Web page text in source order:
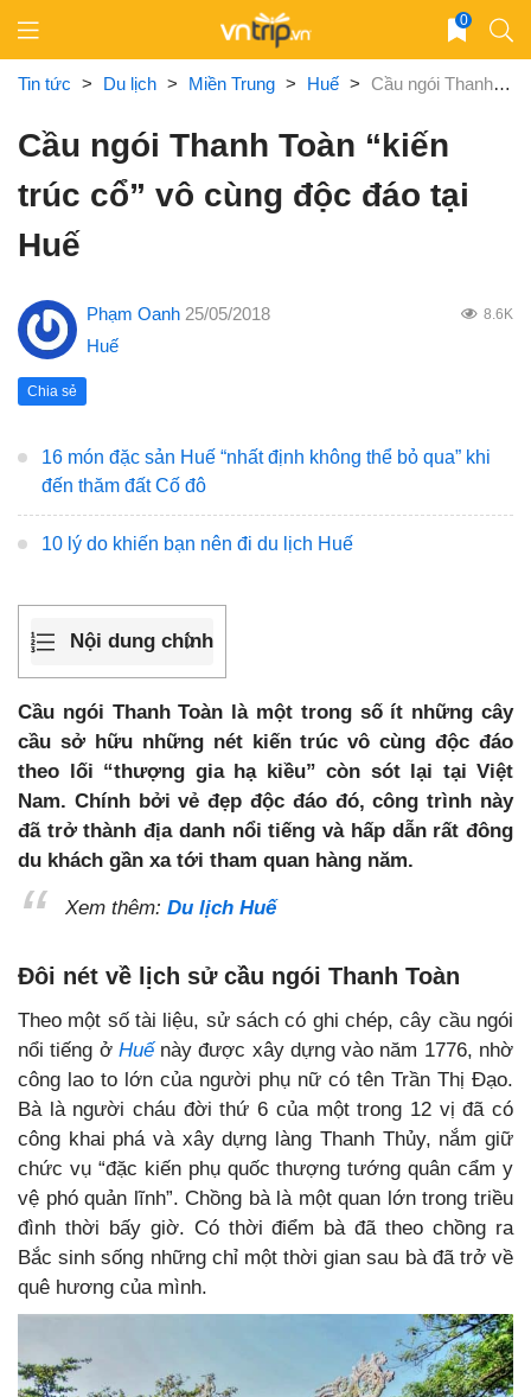
content
0
Tin tức > Du lịch > Miền Trung > Huế > Cầu ngói Thanh Toàn “kiến trúc cổ” vô cùng độc đáo tại Huế
Cầu ngói Thanh Toàn “kiến
trúc cổ” vô cùng độc đáo tại
Huế
Phạm Oanh 25/05/2018 8.6K
Huế
Chia sẻ
16 món đặc sản Huế “nhất định không thể bỏ qua” khi
đến thăm đất Cố đô
10 lý do khiến bạn nên đi du lịch Huế
Nội dung chính
Cầu ngói Thanh Toàn là một trong số ít những cây
cầu sở hữu những nét kiến trúc vô cùng độc đáo
theo lối “thượng gia hạ kiều” còn sót lại tại Việt
Nam. Chính bởi vẻ đẹp độc đáo đó, công trình này
đã trở thành địa danh nổi tiếng và hấp dẫn rất đông
du khách gần xa tới tham quan hàng năm.
Xem thêm: Du lịch Huế
Đôi nét về lịch sử cầu ngói Thanh Toàn
Theo một số tài liệu, sử sách có ghi chép, cây cầu ngói
nổi tiếng ở Huếnày được xây dựng vào năm 1776, nhờ
công lao to lớn của người phụ nữ có tên Trần Thị Đạo.
Bà là người cháu đời thứ 6 của một trong 12 vị đã có
công khai phá và xây dựng làng Thanh Thủy, nắm giữ
chức vụ “đặc kiến phụ quốc thượng tướng quân cẩm y
vệ phó quản lĩnh”. Chồng bà là một quan lớn trong triều
đình thời bấy giờ. Có thời điểm bà đã theo chồng ra
Bắc sinh sống những chỉ một thời gian sau bà đã trở về
quê hương của mình.